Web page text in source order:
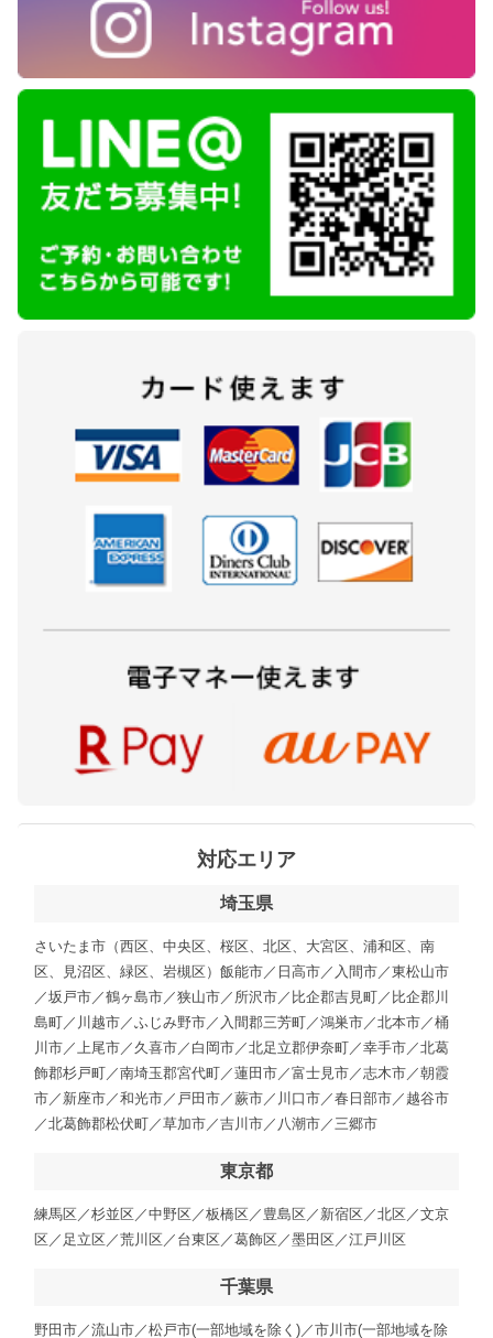
対応エリア
埼玉県
さいたま市（西区、中央区、桜区、北区、大宮区、浦和区、南
区、見沼区、緑区、岩槻区）飯能市／日高市／入間市／東松山市
／坂戸市／鶴ヶ島市／狭山市／所沢市／比企郡吉見町／比企郡川
島町／川越市／ふじみ野市／入間郡三芳町／鴻巣市／北本市／桶
川市／上尾市／久喜市／白岡市／北足立郡伊奈町／幸手市／北葛
飾郡杉戸町／南埼玉郡宮代町／蓮田市／富士見市／志木市／朝霞
市／新座市／和光市／戸田市／蕨市／川口市／春日部市／越谷市
／北葛飾郡松伏町／草加市／吉川市／八潮市／三郷市
東京都
練馬区／杉並区／中野区／板橋区／豊島区／新宿区／北区／文京
区／足立区／荒川区／台東区／葛飾区／墨田区／江戸川区
千葉県
野田市／流山市／松戸市(一部地域を除く)／市川市(一部地域を除